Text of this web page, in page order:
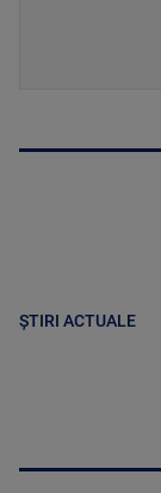
ȘTIRI ACTUALE